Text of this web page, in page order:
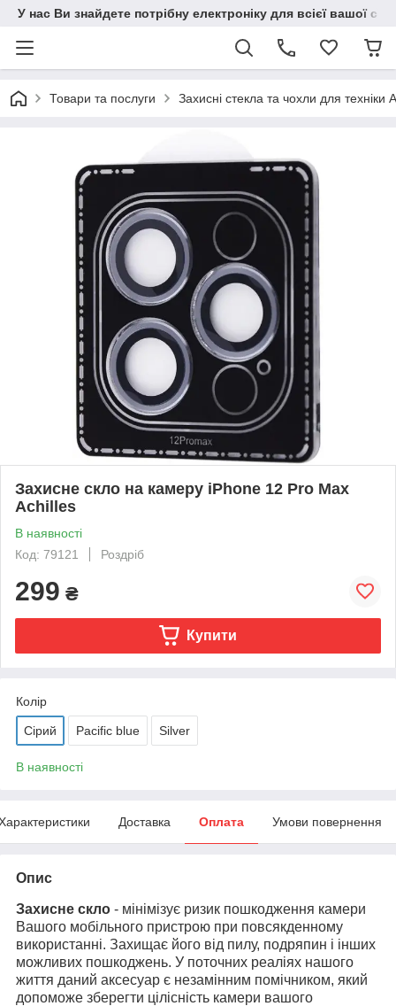
У нас Ви знайдете потрібну електроніку для всієї вашої
Товари та послуги Захисні стекла та чохли для техніки
Захисне скло на камеру iPhone 12 Pro Max
Achilles
В наявності
Код: 79121
Роздріб
299 ₴
Купити
Колір
Сірий Pacific blue Silver
В наявності
Доставка Оплата Умови повернення
Опис
Захисне скло - мінімізує ризик пошкодження камери
Вашого мобільного пристрою при повсякденному
використанні. Захищає його від пилу, подряпин і інших
можливих пошкоджень. У поточних реаліях нашого
життя даний аксесуар є незамінним помічником, який
допоможе зберегти цілісність камери вашого